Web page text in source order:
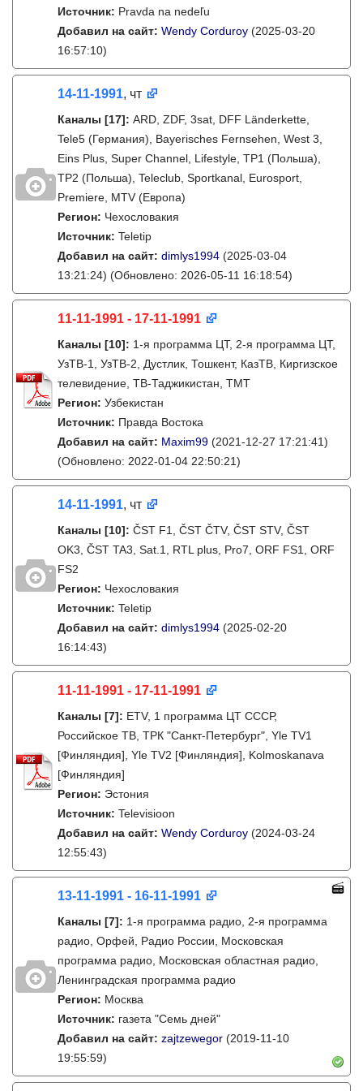
Источник: Pravda na nedeľu
Добавил на сайт: Wendy Corduroy (2025-03-20
16:57:10)
14-11-1991, чт
Каналы [17]: ARD, ZDF, 3sat, DFF Länderkette,
Tele5 (Германия), Bayerisches Fernsehen, West 3,
Eins Plus, Super Channel, Lifestyle, TP1 (Польша),
TP2 (Польша), Teleclub, Sportkanal, Eurosport,
Premiere, MTV (Европа)
Регион: Чехословакия
Источник: Teletip
Добавил на сайт: dimlys1994 (2025-03-04
13:21:24) (Обновлено: 2026-05-11 16:18:54)
11-11-1991 - 17-11-1991
Каналы [10]: 1-я программа ЦТ, 2-я программа ЦТ,
УзТВ-1, УзТВ-2, Дустлик, Тошкент, КазТВ, Киргизское
телевидение, ТВ-Таджикистан, ТМТ
Регион: Узбекистан
Источник: Правда Востока
Добавил на сайт: Maxim99 (2021-12-27 17:21:41)
(Обновлено: 2022-01-04 22:50:21)
14-11-1991, чт
Каналы [10]: ČST F1, ČST ČTV, ČST STV, ČST
OK3, ČST TA3, Sat.1, RTL plus, Pro7, ORF FS1, ORF
FS2
Регион: Чехословакия
Источник: Teletip
Добавил на сайт: dimlys1994 (2025-02-20
16:14:43)
11-11-1991 - 17-11-1991
Каналы [7]: ETV, 1 программа ЦТ СССР,
Российское ТВ, ТРК "Санкт-Петербург", Yle TV1
[Финляндия], Yle TV2 [Финляндия], Kolmoskanava
[Финляндия]
Регион: Эстония
Источник: Televisioon
Добавил на сайт: Wendy Corduroy (2024-03-24
12:55:43)
13-11-1991 - 16-11-1991
Каналы [7]: 1-я программа радио, 2-я программа
радио, Орфей, Радио России, Московская
программа радио, Московская областная радио,
Ленинградская программа радио
Регион: Москва
Источник: газета "Семь дней"
Добавил на сайт: zajtzewegor (2019-11-10
19:55:59)